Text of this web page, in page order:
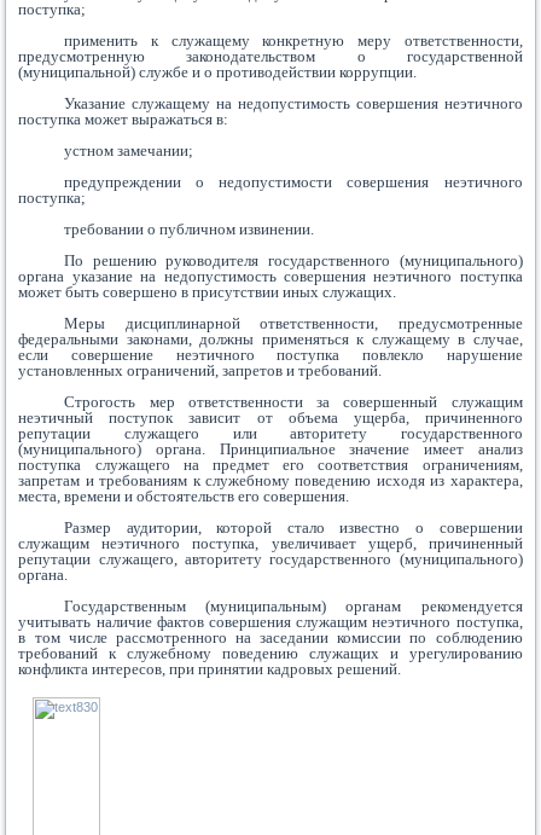
поступка;
применить к служащему конкретную меру ответственности,
предусмотренную законодательством о государственной
(муниципальной) службе и о противодействии коррупции.
Указание служащему на недопустимость совершения неэтичного
поступка может выражаться в:
устном замечании;
предупреждении о недопустимости совершения неэтичного
поступка;
требовании о публичном извинении.
По решению руководителя государственного (муниципального)
органа указание на недопустимость совершения неэтичного поступка
может быть совершено в присутствии иных служащих.
Меры дисциплинарной ответственности, предусмотренные
федеральными законами, должны применяться к служащему в случае,
если совершение неэтичного поступка повлекло нарушение
установленных ограничений, запретов и требований.
Строгость мер ответственности за совершенный служащим
неэтичный поступок зависит от объема ущерба, причиненного
репутации служащего или авторитету государственного
(муниципального) органа. Принципиальное значение имеет анализ
поступка служащего на предмет его соответствия ограничениям,
запретам и требованиям к служебному поведению исходя из характера,
места, времени и обстоятельств его совершения.
Размер аудитории, которой стало известно о совершении
служащим неэтичного поступка, увеличивает ущерб, причиненный
репутации служащего, авторитету государственного (муниципального)
органа.
Государственным (муниципальным) органам рекомендуется
учитывать наличие фактов совершения служащим неэтичного поступка,
в том числе рассмотренного на заседании комиссии по соблюдению
требований к служебному поведению служащих и урегулированию
конфликта интересов, при принятии кадровых решений.